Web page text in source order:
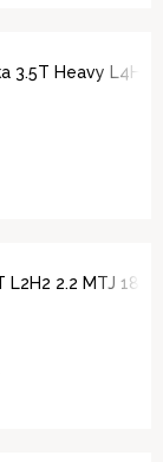
3.5T Heavy L4H3
L2H2 2.2 MTJ 180